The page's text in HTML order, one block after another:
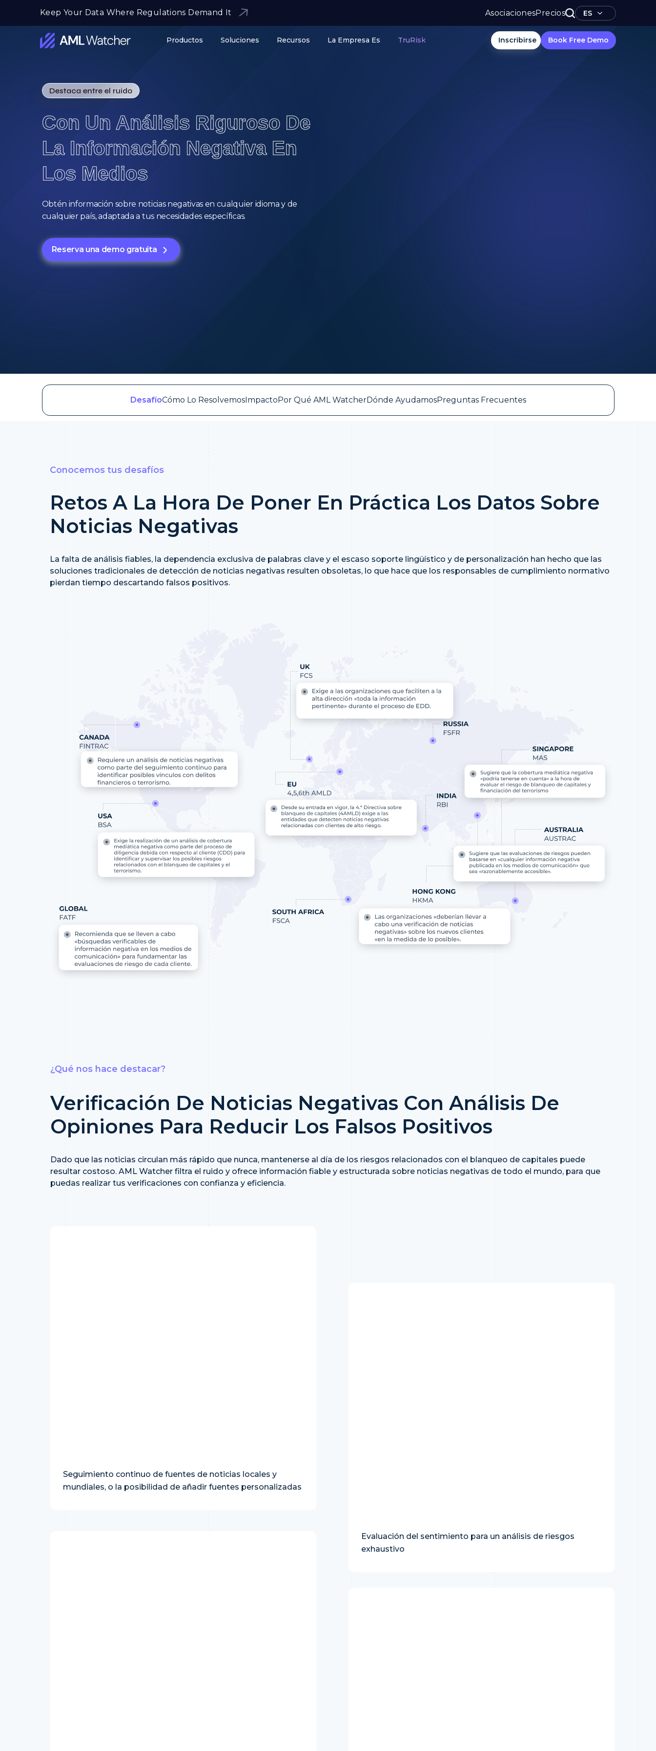
Keep Your Data Where Regulations Demand It AsociacionesPrecios ES
Productos Soluciones Recursos La Empresa Es TruRisk Inscribirse Book Free Demo
contenido
Destaca entre el ruido
Con Un Análisis Riguroso De
La Información Negativa En
Los Medios
Obtén información sobre noticias negativas en cualquier idioma y de
cualquier país, adaptada a tus necesidades específicas.
Reserva una demo gratuita
DesafíoCómo Lo ResolvemosImpactoPor Qué AML WatcherDónde AyudamosPreguntas Frecuentes
Conocemos tus desafíos
Retos A La Hora De Poner En Práctica Los Datos Sobre
Noticias Negativas
La falta de análisis fiables, la dependencia exclusiva de palabras clave y el escaso soporte lingüístico y de personalización han hecho que las
soluciones tradicionales de detección de noticias negativas resulten obsoletas, lo que hace que los responsables de cumplimiento normativo
pierdan tiempo descartando falsos positivos.
¿Qué nos hace destacar?
Verificación De Noticias Negativas Con Análisis De
Opiniones Para Reducir Los Falsos Positivos
Dado que las noticias circulan más rápido que nunca, mantenerse al día de los riesgos relacionados con el blanqueo de capitales puede
resultar costoso. AML Watcher filtra el ruido y ofrece información fiable y estructurada sobre noticias negativas de todo el mundo, para que
puedas realizar tus verificaciones con confianza y eficiencia.
Seguimiento continuo de fuentes de noticias locales y
mundiales, o la posibilidad de añadir fuentes personalizadas
Evaluación del sentimiento para un análisis de riesgos
exhaustivo